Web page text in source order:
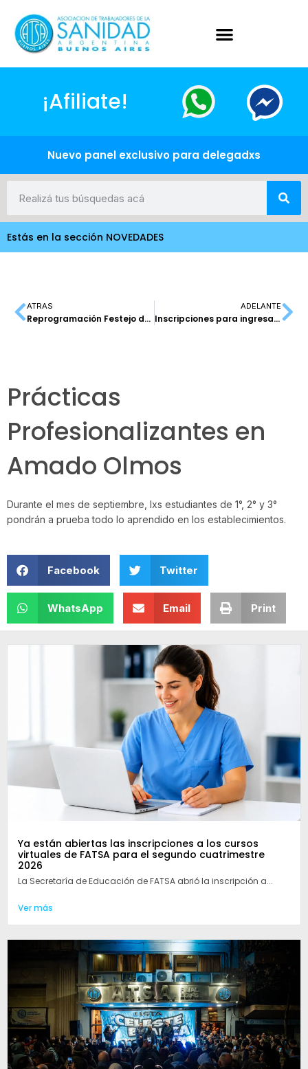
¡Afiliate!
Nuevo panel exclusivo para delegadxs
Estás en la sección NOVEDADES
ATRAS
Reprogramación Festejo del Día Del Niño
ADELANTE
Inscripciones para ingresantes
Prácticas
Profesionalizantes en
Amado Olmos
Durante el mes de septiembre, lxs estudiantes de 1°, 2° y 3°
pondrán a prueba todo lo aprendido en los establecimientos.
Facebook Twitter
WhatsApp Email Print
Ya están abiertas las inscripciones a los cursos
virtuales de FATSA para el segundo cuatrimestre
2026
La Secretaría de Educación de FATSA abrió la inscripción a...
Ver más